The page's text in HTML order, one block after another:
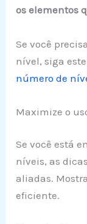
os elementos
Se você
nível, siga
número de
Maximize o
Se você está
níveis, as
aliadas.
eficiente.